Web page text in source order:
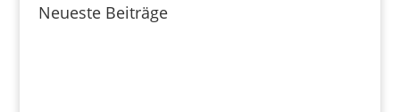
Neueste Beiträge